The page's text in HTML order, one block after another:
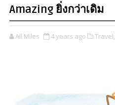
Amazing ยิ่งกว่าเดิม
All Miles 4 years ago Travel,